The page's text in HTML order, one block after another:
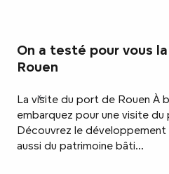
On a testé pour vous
Rouen
La visite du port de Rouen À
embarquez pour une visite
Découvrez le développement
aussi du patrimoine bâti...